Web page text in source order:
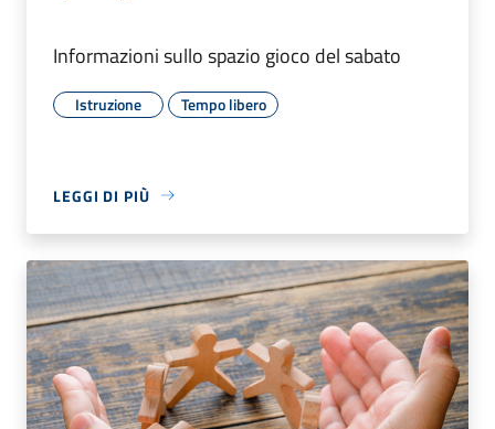
Informazioni sullo spazio gioco del sabato
Istruzione Tempo libero
LEGGI DI PIÙ